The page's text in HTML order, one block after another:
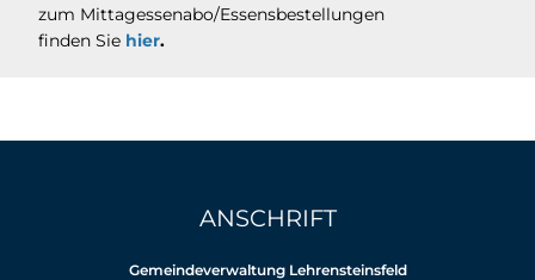
zum Mittagessenabo/Essensbestellungen
finden Sie hier.
ANSCHRIFT
Gemeindeverwaltung Lehrensteinsfeld